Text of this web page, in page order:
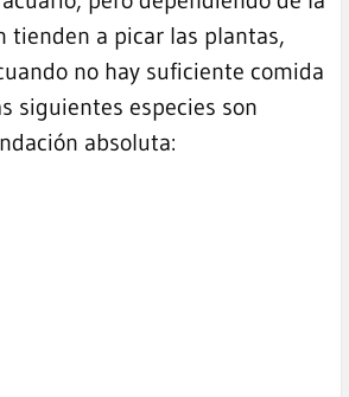
tienden a picar las plantas,
no hay suficiente comida
siguientes especies son
absoluta: